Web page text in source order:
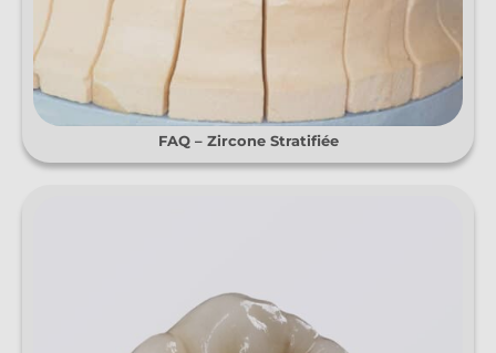
FAQ – Zircone Stratifiée